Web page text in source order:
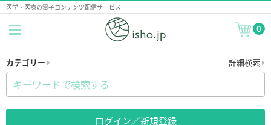
医学・医療の電子コンテンツ配信サービス
0
カテゴリー 詳細検索
ログイン／新規登録